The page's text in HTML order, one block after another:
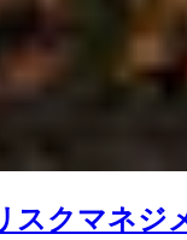
スクマネジ